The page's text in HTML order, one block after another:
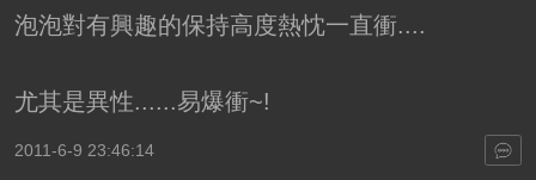
泡泡對有興趣的保持高度熱忱一直衝....
尤其是異性......易爆衝~!
2011-6-9 23:46:14